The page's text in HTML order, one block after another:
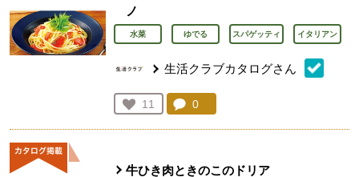
ノ
水菜 ゆでる スパゲッティ イタリアン
生活クラブカタログさん
お気に入り登録：
11
人が登録
コメント：
0
牛ひき肉ときのこのドリア